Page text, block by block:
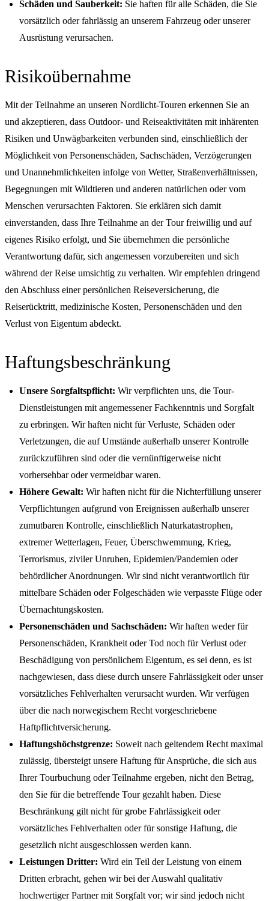
Schäden und Sauberkeit: Sie haften für alle Schäden, die Sie
vorsätzlich oder fahrlässig an unserem Fahrzeug oder unserer
Ausrüstung verursachen.
Risikoübernahme
Mit der Teilnahme an unseren Nordlicht-Touren erkennen Sie an
und akzeptieren, dass Outdoor- und Reiseaktivitäten mit inhärenten
Risiken und Unwägbarkeiten verbunden sind, einschließlich der
Möglichkeit von Personenschäden, Sachschäden, Verzögerungen
und Unannehmlichkeiten infolge von Wetter, Straßenverhältnissen,
Begegnungen mit Wildtieren und anderen natürlichen oder vom
Menschen verursachten Faktoren. Sie erklären sich damit
einverstanden, dass Ihre Teilnahme an der Tour freiwillig und auf
eigenes Risiko erfolgt, und Sie übernehmen die persönliche
Verantwortung dafür, sich angemessen vorzubereiten und sich
während der Reise umsichtig zu verhalten. Wir empfehlen dringend
den Abschluss einer persönlichen Reiseversicherung, die
Reiserücktritt, medizinische Kosten, Personenschäden und den
Verlust von Eigentum abdeckt.
Haftungsbeschränkung
Unsere Sorgfaltspflicht: Wir verpflichten uns, die Tour-
Dienstleistungen mit angemessener Fachkenntnis und Sorgfalt
zu erbringen. Wir haften nicht für Verluste, Schäden oder
Verletzungen, die auf Umstände außerhalb unserer Kontrolle
zurückzuführen sind oder die vernünftigerweise nicht
vorhersehbar oder vermeidbar waren.
Höhere Gewalt: Wir haften nicht für die Nichterfüllung unserer
Verpflichtungen aufgrund von Ereignissen außerhalb unserer
zumutbaren Kontrolle, einschließlich Naturkatastrophen,
extremer Wetterlagen, Feuer, Überschwemmung, Krieg,
Terrorismus, ziviler Unruhen, Epidemien/Pandemien oder
behördlicher Anordnungen. Wir sind nicht verantwortlich für
mittelbare Schäden oder Folgeschäden wie verpasste Flüge oder
Übernachtungskosten.
Personenschäden und Sachschäden: Wir haften weder für
Personenschäden, Krankheit oder Tod noch für Verlust oder
Beschädigung von persönlichem Eigentum, es sei denn, es ist
nachgewiesen, dass diese durch unsere Fahrlässigkeit oder unser
vorsätzliches Fehlverhalten verursacht wurden. Wir verfügen
über die nach norwegischem Recht vorgeschriebene
Haftpflichtversicherung.
Haftungshöchstgrenze: Soweit nach geltendem Recht maximal
zulässig, übersteigt unsere Haftung für Ansprüche, die sich aus
Ihrer Tourbuchung oder Teilnahme ergeben, nicht den Betrag,
den Sie für die betreffende Tour gezahlt haben. Diese
Beschränkung gilt nicht für grobe Fahrlässigkeit oder
vorsätzliches Fehlverhalten oder für sonstige Haftung, die
gesetzlich nicht ausgeschlossen werden kann.
Leistungen Dritter: Wird ein Teil der Leistung von einem
Dritten erbracht, gehen wir bei der Auswahl qualitativ
hochwertiger Partner mit Sorgfalt vor; wir sind jedoch nicht